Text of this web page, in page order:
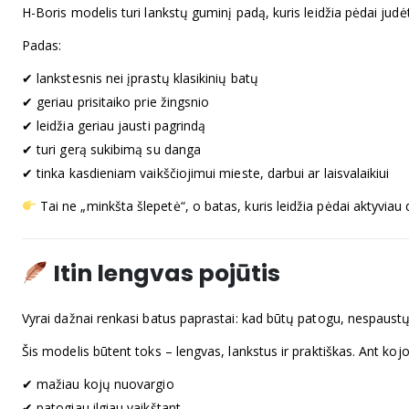
H-Boris modelis turi lankstų guminį padą, kuris leidžia pėdai
Padas:
✔ lankstesnis nei įprastų klasikinių batų
✔ geriau prisitaiko prie žingsnio
✔ leidžia geriau jausti pagrindą
✔ turi gerą sukibimą su danga
✔ tinka kasdieniam vaikščiojimui mieste, darbui ar laisvalaikiui
Tai ne „minkšta šlepetė“, o batas, kuris leidžia pėdai aktyviau
Itin lengvas pojūtis
Vyrai dažnai renkasi batus paprastai: kad būtų patogu,
Šis modelis būtent toks – lengvas, lankstus ir praktiškas. Ant
✔ mažiau kojų nuovargio